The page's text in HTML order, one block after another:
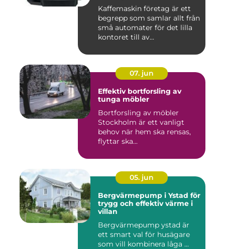
Kaffemaskin företag är ett
begrepp som samlar allt från
små automater för det lilla
kontoret till av...
07. jun
Effektiv bortforsling av
tunga möbler
Bortforsling av möbler
Stockholm är ett vanligt
behov när hem ska rensas,
flyttar ska...
05. jun
Bergvärmepump i Ystad för
trygg och effektiv värme i
villan
Bergvärmepump ystad är
ett smart val för husägare
som vill kombinera låga ...